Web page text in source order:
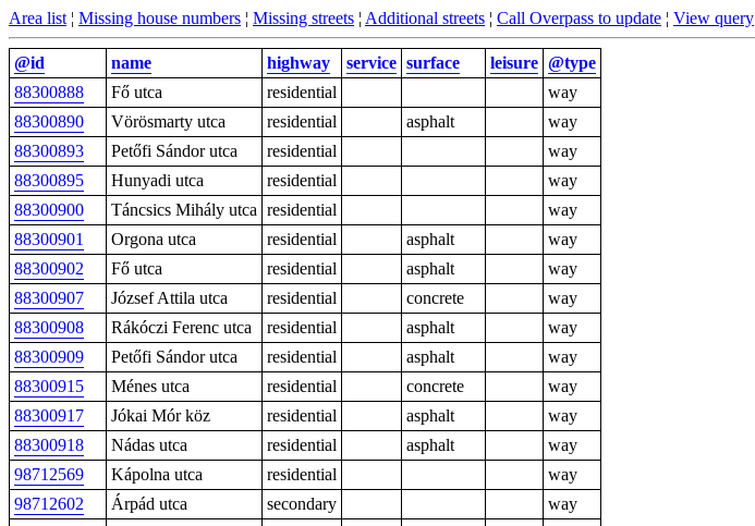
Area list ¦ Missing house numbers ¦ Missing streets ¦ Additional streets ¦ Call Overpass to update ¦ View query
@id name highway service surface leisure @type
88300888
Fő utca residential
way
88300890
Vörösmarty utca residential asphalt
way
88300893
Petőfi Sándor utca residential
way
88300895
Hunyadi utca residential
way
88300900
Táncsics Mihály utca residential
way
88300901
Orgona utca residential asphalt
way
88300902
Fő utca residential asphalt
way
88300907
József Attila utca residential concrete
way
88300908
Rákóczi Ferenc utca residential asphalt
way
88300909
Petőfi Sándor utca residential asphalt
way
88300915
Ménes utca residential concrete
way
88300917
Jókai Mór köz residential asphalt
way
88300918
Nádas utca residential asphalt
way
98712569
Kápolna utca residential
way
98712602
Árpád utca secondary
way